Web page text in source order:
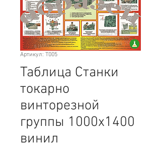
Артикул: T005
Таблица Станки
токарно
винторезной
группы 1000х1400
винил